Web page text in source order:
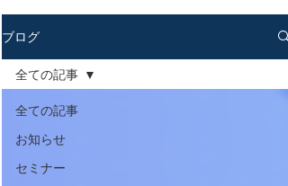
ブログ
全ての記事
お知らせ
セミナー
全ての記事